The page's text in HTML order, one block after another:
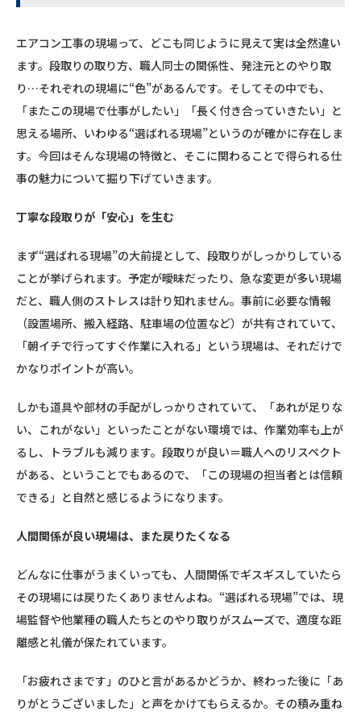
エアコン工事の現場って、どこも同じように見えて実は全然違い
ます。段取りの取り方、職人同士の関係性、発注元とのやり取
り…それぞれの現場に“色”があるんです。そしてその中でも、
「またこの現場で仕事がしたい」「長く付き合っていきたい」と
思える場所、いわゆる“選ばれる現場”というのが確かに存在しま
す。今回はそんな現場の特徴と、そこに関わることで得られる仕
事の魅力について掘り下げていきます。
丁寧な段取りが「安心」を生む
まず“選ばれる現場”の大前提として、段取りがしっかりしている
ことが挙げられます。予定が曖昧だったり、急な変更が多い現場
だと、職人側のストレスは計り知れません。事前に必要な情報
（設置場所、搬入経路、駐車場の位置など）が共有されていて、
「朝イチで行ってすぐ作業に入れる」という現場は、それだけで
かなりポイントが高い。
しかも道具や部材の手配がしっかりされていて、「あれが足りな
い、これがない」といったことがない環境では、作業効率も上が
るし、トラブルも減ります。段取りが良い＝職人へのリスペクト
がある、ということでもあるので、「この現場の担当者とは信頼
できる」と自然と感じるようになります。
人間関係が良い現場は、また戻りたくなる
どんなに仕事がうまくいっても、人間関係でギスギスしていたら
その現場には戻りたくありませんよね。“選ばれる現場”では、現
場監督や他業種の職人たちとのやり取りがスムーズで、適度な距
離感と礼儀が保たれています。
「お疲れさまです」のひと言があるかどうか、終わった後に「あ
りがとうございました」と声をかけてもらえるか。その積み重ね